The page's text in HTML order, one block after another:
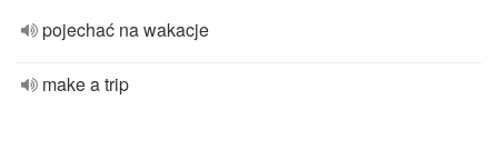
pojechać na wakacje
make a trip